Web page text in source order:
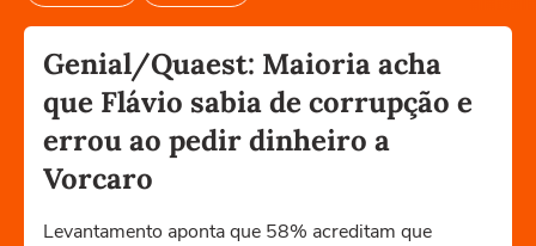
Genial/Quaest: Maioria acha
que Flávio sabia de corrupção e
errou ao pedir dinheiro a
Vorcaro
Levantamento aponta que 58% acreditam que